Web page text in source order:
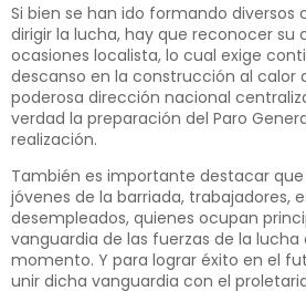
Si bien se han ido formando diversos
dirigir la lucha, hay que reconocer su
ocasiones localista, lo cual exige
descanso en la construcción al calor
poderosa dirección nacional
verdad la preparación del Paro
realización.
También es importante destacar
jóvenes de la barriada, trabajadores,
desempleados, quienes ocupan
vanguardia de las fuerzas de la
momento. Y para lograr éxito en el
unir dicha vanguardia con el